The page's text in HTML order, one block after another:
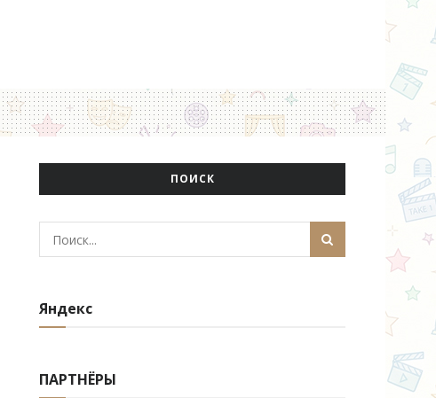
ПОИСК
Яндекс
ПАРТНЁРЫ